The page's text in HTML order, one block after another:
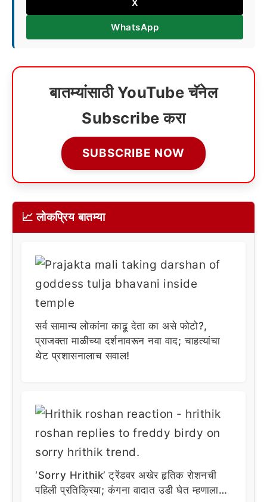
X
WhatsApp
बातम्यांसाठी YouTube चॅनेल
Subscribe करा
SUBSCRIBE NOW
📈 लोकप्रिय बातम्या
सर्व सामान्य लोकांना काढू देता का असे फोटो?,
प्राजक्ता माळीच्या दर्शनावरून नवा वाद; चाहत्यांचा
थेट प्रशासनालाच सवाल!
‘Sorry Hrithik’ ट्रेंडवर अखेर हृतिक रोशनची
पहिली प्रतिक्रिया; कंगना वादात उडी घेत म्हणाला…